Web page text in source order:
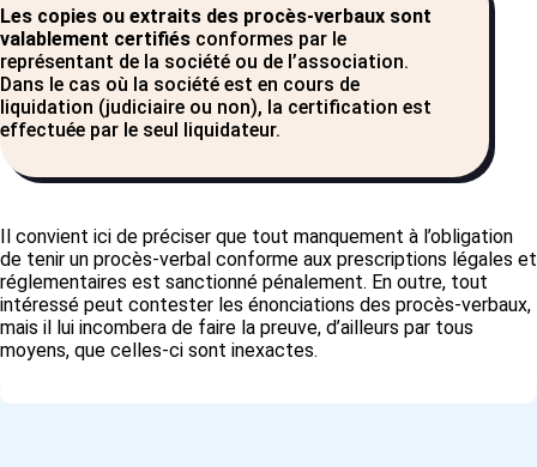
Les copies ou extraits des procès-verbaux sont
valablement certifiés conformes par le
représentant de la société ou de l’association.
Dans le cas où la société est en cours de
liquidation (judiciaire ou non), la certification est
effectuée par le seul liquidateur.
Il convient ici de préciser que tout manquement à l’obligation
de tenir un procès-verbal conforme aux prescriptions légales et
réglementaires est sanctionné pénalement. En outre, tout
intéressé peut contester les énonciations des procès-verbaux,
mais il lui incombera de faire la preuve, d’ailleurs par tous
moyens, que celles-ci sont inexactes.